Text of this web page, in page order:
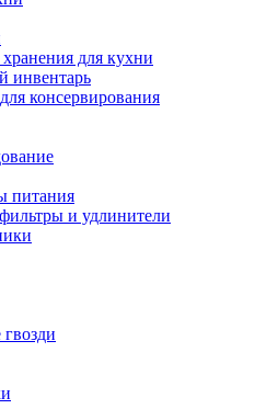
для кухни
инвентарь
консервирования
питания
и удлинители